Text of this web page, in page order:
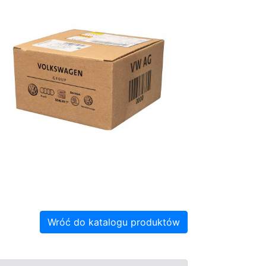
Wróć do katalogu produktów